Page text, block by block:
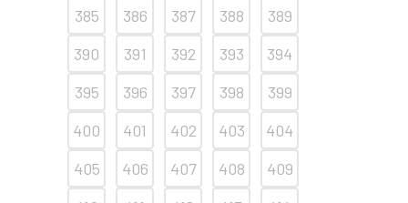
385
386 387 388
389
390
391 392 393
394
395
396 397 398
399
400
401 402 403
404
405
406 407 408
409